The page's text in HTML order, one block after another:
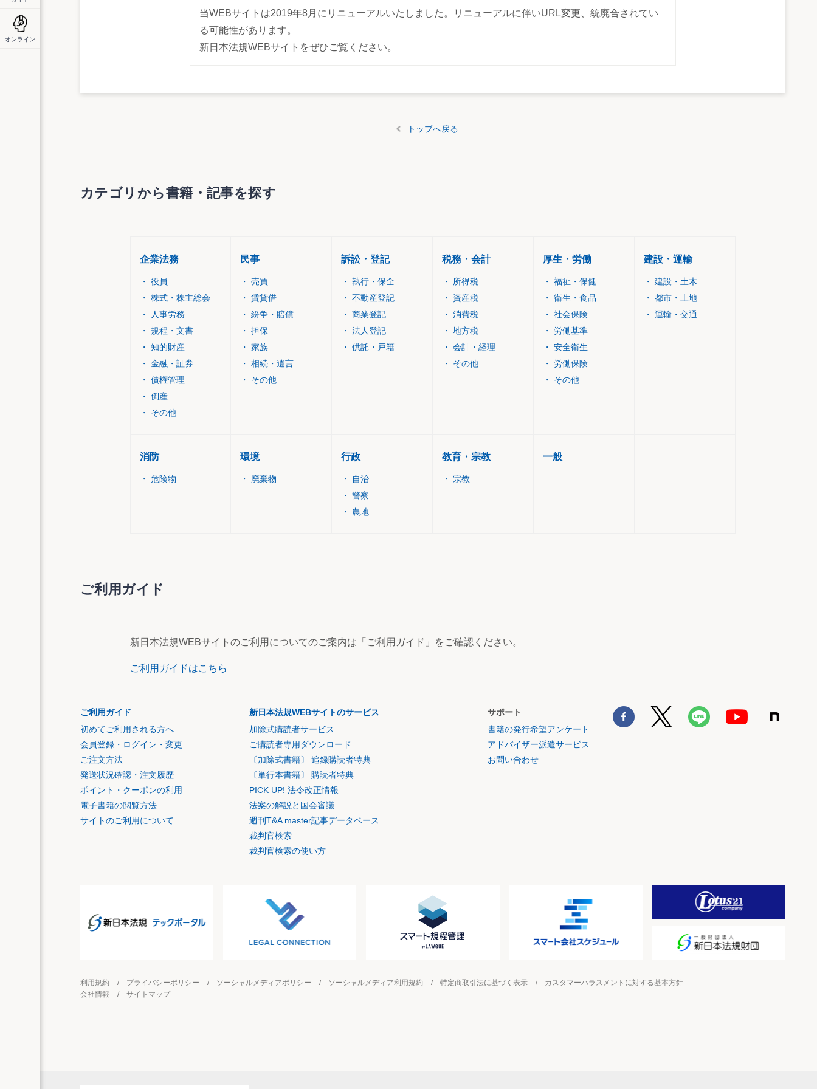
オンライン
オンライン
当WEBサイトは2019年8月にリニューアルいたしました。リニューアルに伴いURL変更、統廃合されてい
る可能性があります。
新日本法規WEBサイトをぜひご覧ください。
トップへ戻る
カテゴリから書籍・記事を探す
企業法務
・ 役員
・ 株式・株主総会
・
人事労務
・ 規程・文書
・ 知的財産
・ 金融・証券
・ 債権管理
・ 倒産
・
その他
民事
・ 売買
・ 賃貸借
・ 紛争・賠償
・ 担保
・ 家族
・ 相続・遺言
・
その他
訴訟・登記
・ 執行・保全
・ 不動産登記
・ 商業登記
・ 法人登記
・ 供託・戸籍
税務・会計
・
所得税
・
資産税
・ 消費税
・ 地方税
・ 会計・経理
・
その他
厚生・労働
・ 福祉・保健
・ 衛生・食品
・ 社会保険
・ 労働基準
・ 安全衛生
・ 労働保険
・
その他
建設・運輸
・ 建設・土木
・ 都市・土地
・ 運輸・交通
消防
・ 危険物
環境
・ 廃棄物
行政
・
自治
・ 警察
・
農地
教育・宗教
・ 宗教
一般
ご利用ガイド
新日本法規WEBサイトのご利用についてのご案内は「ご利用ガイド」をご確認ください。
ご利用ガイドはこちら
ご利用ガイド
初めてご利用される方へ
会員登録・ログイン・変更
ご注文方法
発送状況確認・注文履歴
ポイント・クーポンの利用
電子書籍の閲覧方法
サイトのご利用について
新日本法規WEBサイトのサービス
加除式購読者サービス
ご購読者専用ダウンロード
〔加除式書籍〕 追録購読者特典
〔単行本書籍〕 購読者特典
PICK UP! 法令改正情報
法案の解説と国会審議
週刊T&A master記事データベース
裁判官検索
裁判官検索の使い方
サポート
書籍の発行希望アンケート
アドバイザー派遣サービス
お問い合わせ
利用規約 プライバシーポリシー ソーシャルメディアポリシー ソーシャルメディア利用規約 特定商取引法に基づく表示
カスタマーハラスメントに対する基本方針
会社情報
サイトマップ